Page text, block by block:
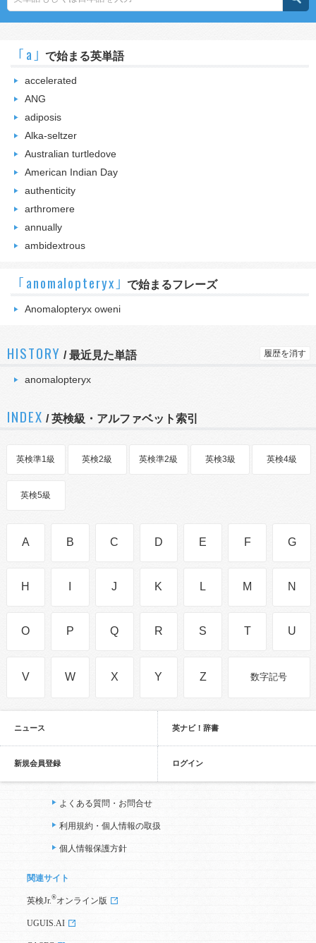
｢a｣ で始まる英単語
accelerated
ANG
adiposis
Alka-seltzer
Australian turtledove
American Indian Day
authenticity
arthromere
annually
ambidextrous
｢anomalopteryx｣ で始まるフレーズ
Anomalopteryx oweni
HISTORY /最近見た単語 履歴を消す
anomalopteryx
INDEX / 英検級・アルファベット索引
英検準1級 英検2級 英検準2級 英検3級 英検4級
英検5級
A B C D E F G
H J K L M N
O P Q R S T U
V W X Y Z 数字記号
ニュース 英ナビ！辞書
新規会員登録 ログイン
よくある質問・お問合せ
利用規約・個人情報の取扱
個人情報保護方針
関連サイト
英検Jr. ®オンライン版
UGUIS.AI